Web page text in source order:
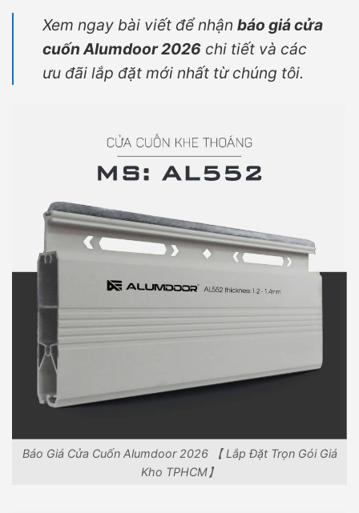
Xem ngay bài viết để nhận báo giá cửa
cuốn Alumdoor 2026 chi tiết và các
ưu đãi lắp đặt mới nhất từ chúng tôi.
Báo Giá Cửa Cuốn Alumdoor 2026 【 Lắp Đặt Trọn Gói Giá
Kho TPHCM】